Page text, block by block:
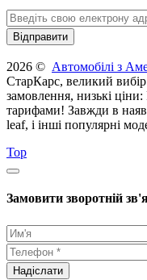
2026 © Автомобілі з
СтарКарс, великий вибір
замовлення, низькі
тарифами! Завжди в
leaf, і інші популярні
Top
Замовити зворотній